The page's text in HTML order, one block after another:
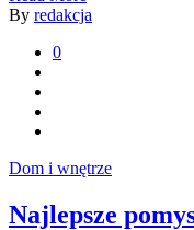
By redakcja
0
Dom i wnętrze
Najlepsze